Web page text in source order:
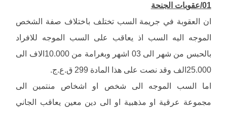
01/عقوبات الجنحة
ان العقوبة في جريمة السب تختلف باختلاف صفة الشخص
الموجه اليه السب اذ يعاقب على السب الموجه للافراد
بالحبس من شهر الى 03 اشهر وبغرامة من 10.000الاف الى
25.000الف وقد نصت على هذا المادة 299 ق.ع.ج.
اما السب الموجه الى شخص او اشخاص منتمين الى
مجموعة عرقية او مذهبية او الى دين معين يعاقب الجاني